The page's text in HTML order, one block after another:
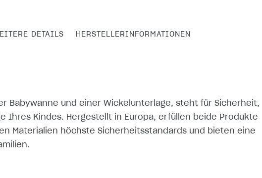
DETAILS HERSTELLERINFORMATIONEN
Babywanne und einer Wickelunterlage, steht für Sicherheit,
Ihres Kindes. Hergestellt in Europa, erfüllen beide Produkte
Materialien höchste Sicherheitsstandards und bieten eine